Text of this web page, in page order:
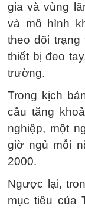
gia và vùng
và mô hình
theo dõi
thiết bị đeo
trường.
Trong kịch
cầu tăng
nghiệp, một
giờ ngủ mỗi
2000.
Ngược lại,
mục tiêu của